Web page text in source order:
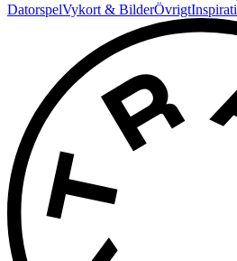
DatorspelVykort & BilderÖvrigt